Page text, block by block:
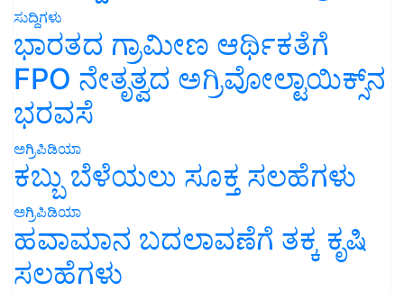
ಸುದ್ದಿಗಳು
ಭಾರತದ ಗ್ರಾಮೀಣ ಆರ್ಥಿಕತೆಗೆ
FPO ನೇತೃತ್ವದ ಅಗ್ರಿವೋಲ್ಟಾಯಿಕ್ಸ್‌ನ
ಭರವಸೆ
ಅಗ್ರಿಪಿಡಿಯಾ
ಕಬ್ಬು ಬೆಳೆಯಲು ಸೂಕ್ತ ಸಲಹೆಗಳು
ಅಗ್ರಿಪಿಡಿಯಾ
ಹವಾಮಾನ ಬದಲಾವಣೆಗೆ ತಕ್ಕ ಕೃಷಿ
ಸಲಹೆಗಳು